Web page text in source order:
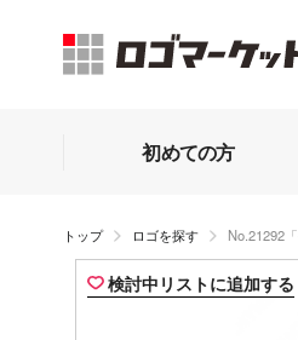
初めての方
トップ ロゴを探す No.21292
検討中リストに追加する